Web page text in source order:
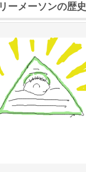
ーメーソンの歴史